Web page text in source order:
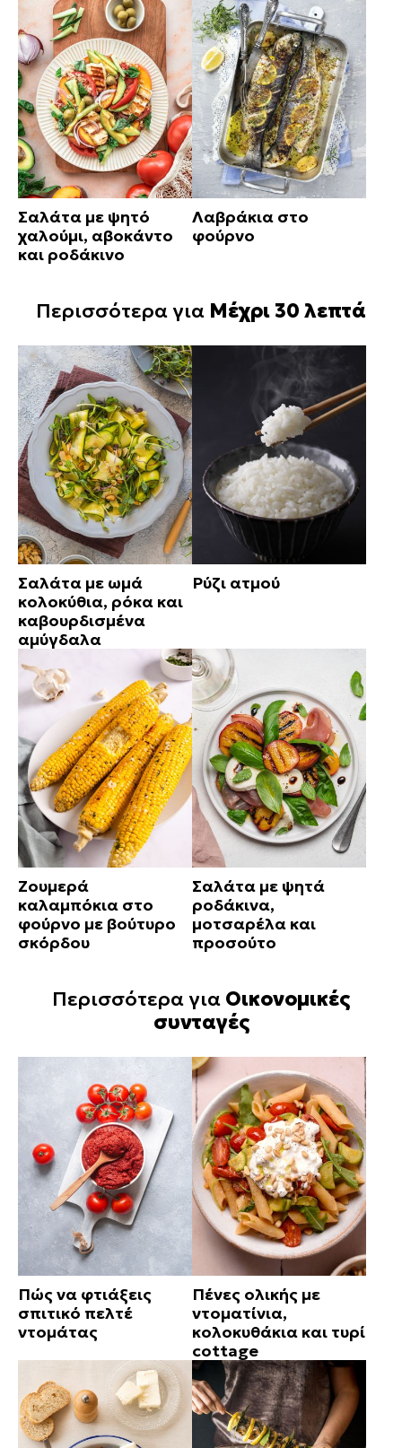
Σαλάτα με ψητό
χαλούμι, αβοκάντο
και ροδάκινο
Λαβράκια στο
φούρνο
Περισσότερα για Μέχρι 30 λεπτά
Σαλάτα με ωμά
κολοκύθια, ρόκα και
καβουρδισμένα
αμύγδαλα
Ρύζι ατμού
Ζουμερά
καλαμπόκια στο
φούρνο με βούτυρο
σκόρδου
Σαλάτα με ψητά
ροδάκινα,
μοτσαρέλα και
προσούτο
Περισσότερα για Οικονομικές
συνταγές
Πώς να φτιάξεις
σπιτικό πελτέ
ντομάτας
Πένες ολικής με
ντοματίνια,
κολοκυθάκια και τυρί
cottage